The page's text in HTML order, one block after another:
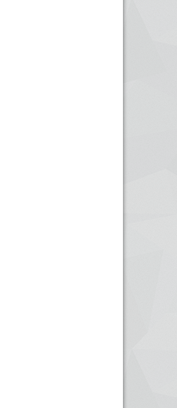
de clefs de véhicule
avoir verrouillé votre véhicule avec